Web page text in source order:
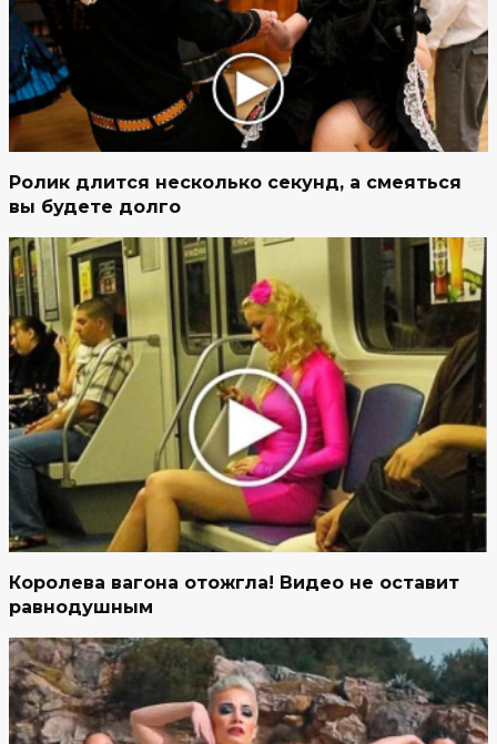
Ролик длится несколько секунд, а смеяться
вы будете долго
Королева вагона отожгла! Видео не оставит
равнодушным